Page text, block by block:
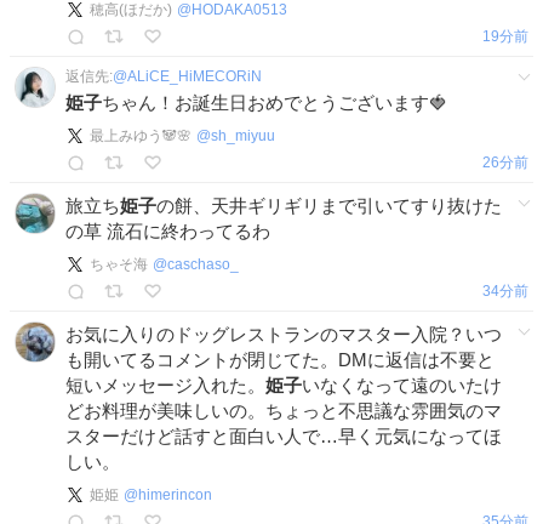
穂高(ほだか) @ HODAKA0513
19分前
返信先:@ALiCE_HiMECORiN
姫子ちゃん！お誕生日おめでとうございます🍓
最上みゆう🐼🌸 @sh_miyuu
26分前
旅立ち姫子の餅、天井ギリギリまで引いてすり抜けた
の草 流石に終わってるわ
ちゃそ海 @caschaso_
34分前
お気に入りのドッグレストランのマスター入院？いつ
も開いてるコメントが閉じてた。DMに返信は不要と
短いメッセージ入れた。 姫子いなくなって遠のいたけ
どお料理が美味しいの。ちょっと不思議な雰囲気のマ
スターだけど話すと面白い人で…早く元気になってほ
しい。
姫姫 @ himerincon